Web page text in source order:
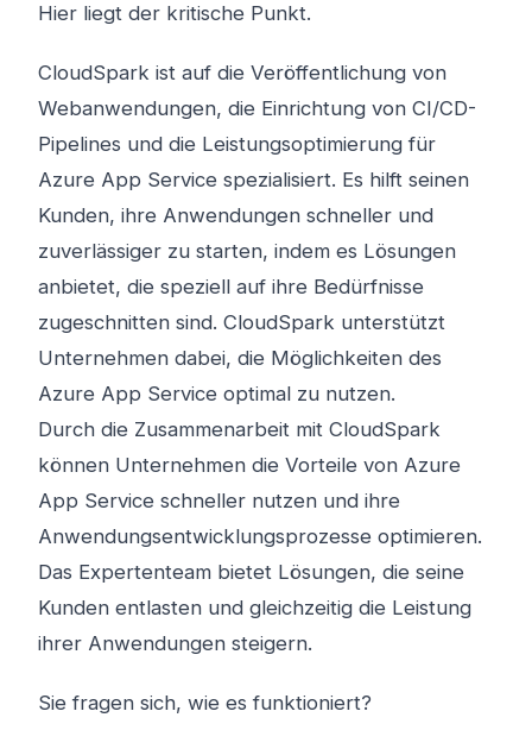
Hier liegt der kritische Punkt.
CloudSpark ist auf die Veröffentlichung von
Webanwendungen, die Einrichtung von CI/CD-
Pipelines und die Leistungsoptimierung für
Azure App Service spezialisiert. Es hilft seinen
Kunden, ihre Anwendungen schneller und
zuverlässiger zu starten, indem es Lösungen
anbietet, die speziell auf ihre Bedürfnisse
zugeschnitten sind. CloudSpark unterstützt
Unternehmen dabei, die Möglichkeiten des
Azure App Service optimal zu nutzen.
Durch die Zusammenarbeit mit CloudSpark
können Unternehmen die Vorteile von Azure
App Service schneller nutzen und ihre
Anwendungsentwicklungsprozesse optimieren.
Das Expertenteam bietet Lösungen, die seine
Kunden entlasten und gleichzeitig die Leistung
ihrer Anwendungen steigern.
Sie fragen sich, wie es funktioniert?